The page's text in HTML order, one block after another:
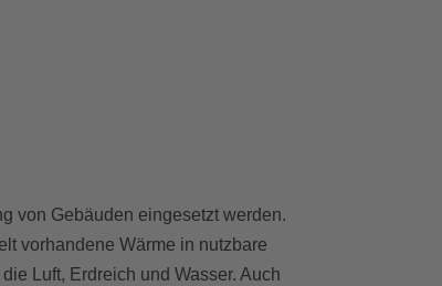
von Gebäuden eingesetzt werden.
vorhandene Wärme in nutzbare
Luft, Erdreich und Wasser. Auch